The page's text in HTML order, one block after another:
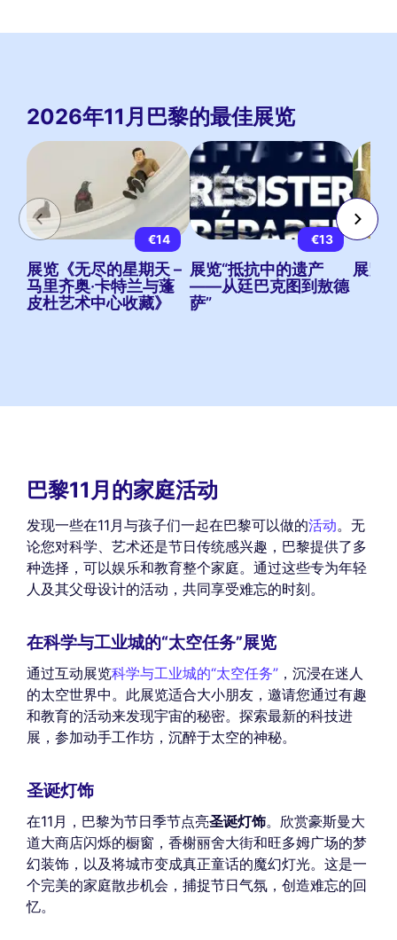
2026年11月巴黎的最佳展览
€14
展览《无尽的星期天 –
马里齐奥·卡特兰与蓬
皮杜艺术中心收藏》
€13
展览“抵抗中的遗产
——从廷巴克图到敖德
萨”
展览
巴黎11月的家庭活动
发现一些在11月与孩子们一起在巴黎可以做的活动。无
论您对科学、艺术还是节日传统感兴趣，巴黎提供了多
种选择，可以娱乐和教育整个家庭。通过这些专为年轻
人及其父母设计的活动，共同享受难忘的时刻。
在科学与工业城的“太空任务”展览
通过互动展览科学与工业城的“太空任务” ，沉浸在迷人
的太空世界中。此展览适合大小朋友，邀请您通过有趣
和教育的活动来发现宇宙的秘密。探索最新的科技进
展，参加动手工作坊，沉醉于太空的神秘。
圣诞灯饰
在11月，巴黎为节日季节点亮圣诞灯饰。欣赏豪斯曼大
道大商店闪烁的橱窗，香榭丽舍大街和旺多姆广场的梦
幻装饰，以及将城市变成真正童话的魔幻灯光。这是一
个完美的家庭散步机会，捕捉节日气氛，创造难忘的回
忆。